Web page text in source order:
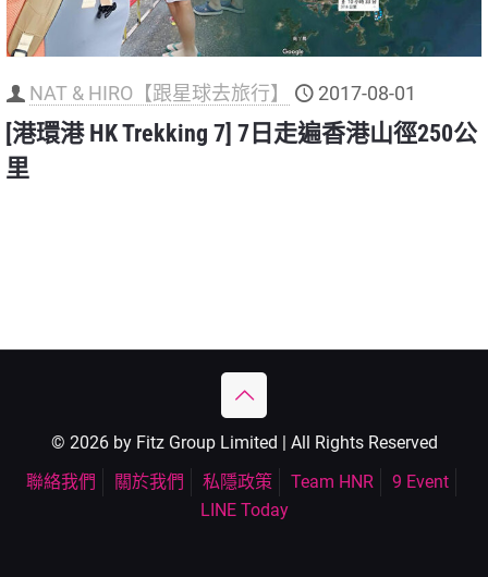
NAT & HIRO【跟星球去旅行】 2017-08-01
[港環港 HK Trekking 7] 7日走遍香港山徑250公
里
© 2026 by Fitz Group Limited | All Rights Reserved
聯絡我們
關於我們 私隱政策 Team HNR
9 Event
LINE Today